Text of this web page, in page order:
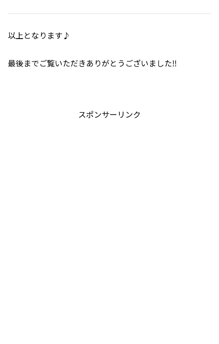
以上となります♪
最後までご覧いただきありがとうございました‼️
スポンサーリンク